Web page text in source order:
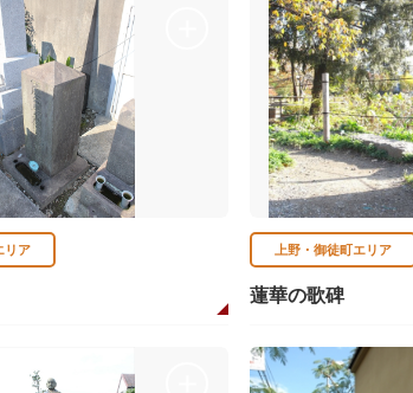
リア 上野・御徒町エリア
蓮華の歌碑